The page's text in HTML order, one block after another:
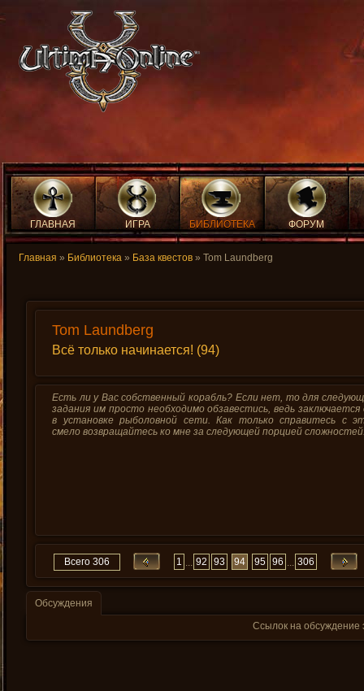
ГЛАВНАЯ ИГРА БИБЛИОТЕКА ФОРУМ
Главная » Библиотека » База квестов » Tom Laundberg
Tom Laundberg
Всё только начинается! (94)
Есть ли у Вас собственный корабль? Если нет, то для
задания им просто необходимо обзавестись, ведь заключается
в установке рыболовной сети. Как только справитесь с
смело возвращайтесь ко мне за следующей порцией
Всего 306 1 ... 92 93 94 95 96 ... 306
Обсуждения
Ссылок на обсуждение